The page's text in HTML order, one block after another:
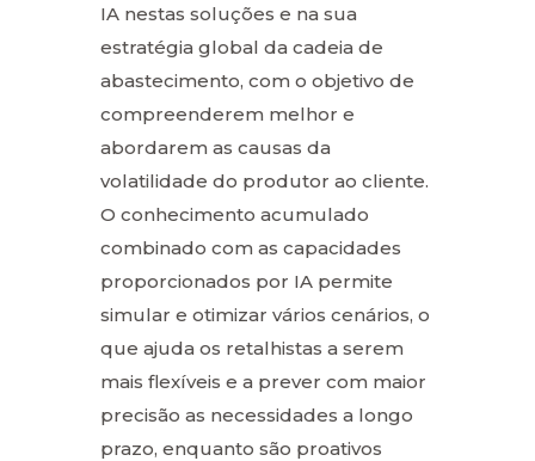
IA nestas soluções e na sua
estratégia global da cadeia de
abastecimento, com o objetivo de
compreenderem melhor e
abordarem as causas da
volatilidade do produtor ao cliente.
O conhecimento acumulado
combinado com as capacidades
proporcionados por IA permite
simular e otimizar vários cenários, o
que ajuda os retalhistas a serem
mais flexíveis e a prever com maior
precisão as necessidades a longo
prazo, enquanto são proativos